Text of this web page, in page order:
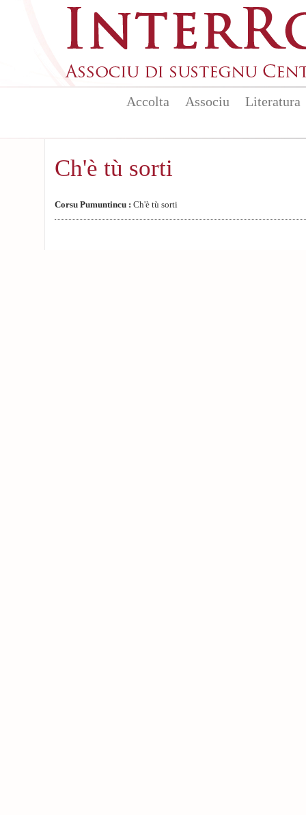
Accolta Associu Literatura
Ch'è tù sorti
Corsu Pumuntincu : Ch'è tù sorti